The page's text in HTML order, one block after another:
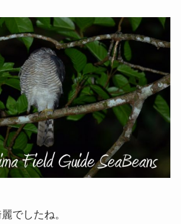
でしたね。